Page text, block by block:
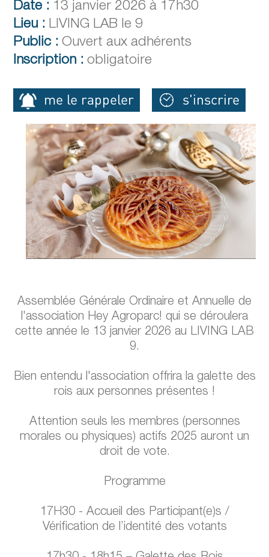
Date : 13 janvier 2026 à 17h30
Lieu : LIVING LAB le 9
Public : Ouvert aux adhérents
Inscription : obligatoire
me le rappeler s'inscrire
Assemblée Générale Ordinaire et Annuelle de
l'association Hey Agroparc! qui se déroulera
cette année le 13 janvier 2026 au LIVING LAB
9.
Bien entendu l'association offrira la galette des
rois aux personnes présentes !
Attention seuls les membres (personnes
morales ou physiques) actifs 2025 auront un
droit de vote.
Programme
17H30 - Accueil des Participant(e)s /
Vérification de l’identité des votants